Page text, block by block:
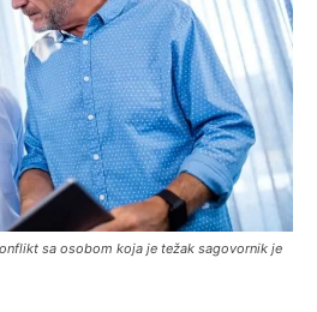
sa osobom koja je težak sagovornik je